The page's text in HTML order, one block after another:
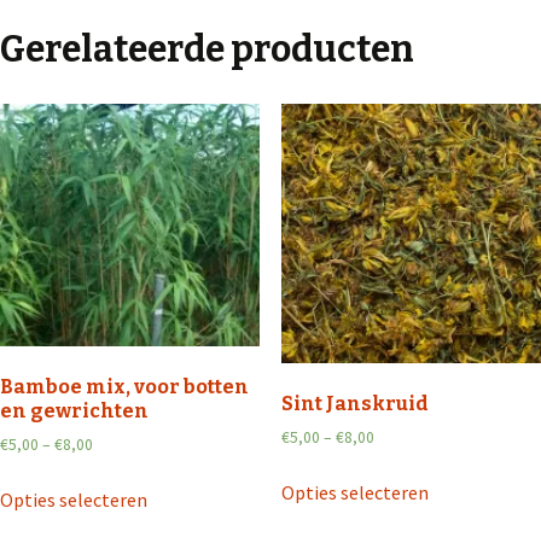
Gerelateerde producten
Bamboe mix, voor botten
en gewrichten
€5,00 – €8,00
Opties selecteren
Sint Janskruid
€5,00 – €8,00
Opties selecteren